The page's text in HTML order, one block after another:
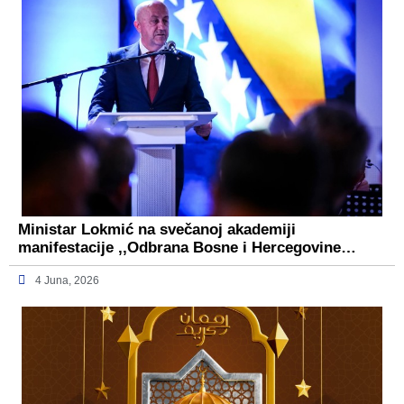
Ministar Lokmić na svečanoj akademiji
manifestacije ,,Odbrana Bosne i Hercegovine…
4 Juna, 2026